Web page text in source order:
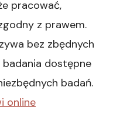
pracować,
z prawem.
bez zbędnych
badania dostępne
badań.
online